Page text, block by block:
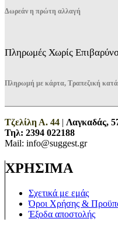
Δωρεάν η πρώτη αλλαγή
Πληρωμές Χωρίς
Πληρωμή με κάρτα, Τραπεζική
Τζελίλη Α. 44 | Λαγκαδάς,
Τηλ: 2394 022188
Mail: info@suggest.gr
ΧΡΗΣΙΜΑ
Σχετικά με εμάς
Όροι Χρήσης &
Έξοδα αποστολής